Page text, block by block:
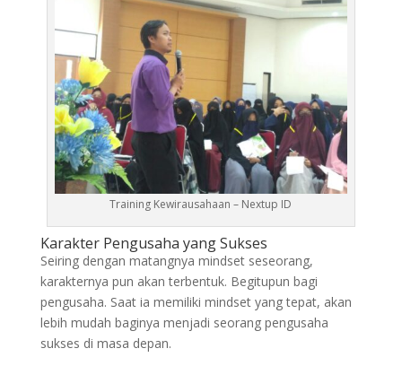
Training Kewirausahaan – Nextup ID
Karakter Pengusaha yang Sukses
Seiring dengan matangnya mindset seseorang,
karakternya pun akan terbentuk. Begitupun bagi
pengusaha. Saat ia memiliki mindset yang tepat, akan
lebih mudah baginya menjadi seorang pengusaha
sukses di masa depan.